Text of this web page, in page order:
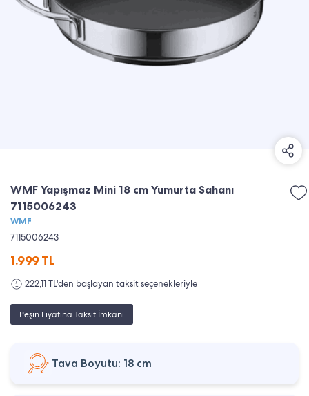
WMF Yapışmaz Mini 18 cm Yumurta Sahanı
7115006243
WMF
7115006243
1.999TL
222,11 TL'den başlayan taksit seçenekleriyle
Peşin Fiyatına Taksit İmkanı
Tava Boyutu: 18 cm